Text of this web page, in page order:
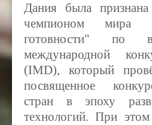
Дания была
чемпионом мира
готовности" по
международной
(IMD), который
посвященное
стран в эпоху
технологий. При